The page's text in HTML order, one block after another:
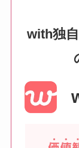
with独